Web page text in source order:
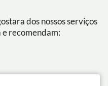
dos nossos serviços
e recomendam: